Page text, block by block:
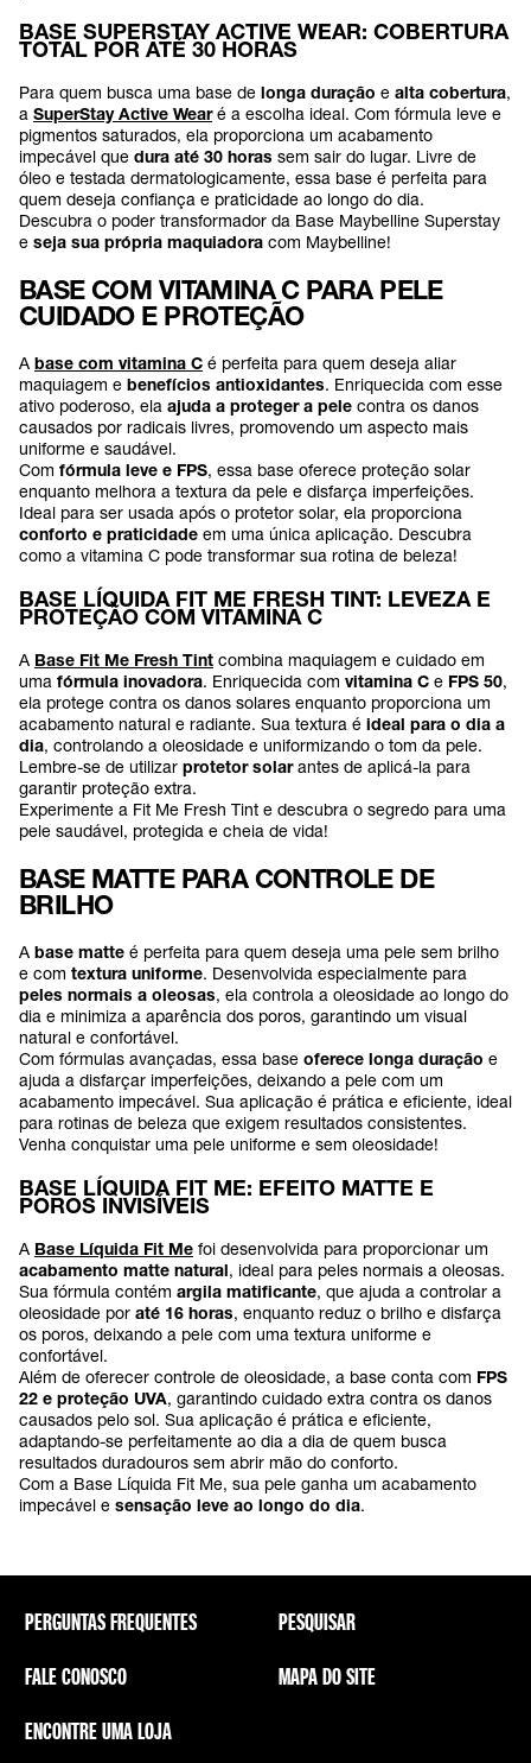
BASE SUPERSTAY ACTIVE WEAR: COBERTURA
TOTAL POR ATÉ 30 HORAS
Para quem busca uma base de longa duração e alta cobertura,
a SuperStay Active Wearé a escolha ideal. Com fórmula leve e
pigmentos saturados, ela proporciona um acabamento
impecável que dura até 30 horas sem sair do lugar. Livre de
óleo e testada dermatologicamente, essa base é perfeita para
quem deseja confiança e praticidade ao longo do dia.
Descubra o poder transformador da Base Maybelline Superstay
e seja sua própria maquiadora com Maybelline!
BASE COM VITAMINA C PARA PELE
CUIDADO E PROTEÇÃO
A base com vitamina C é perfeita para quem deseja aliar
maquiagem e benefícios antioxidantes. Enriquecida com esse
ativo poderoso, ela ajuda a proteger a pele contra os danos
causados por radicais livres, promovendo um aspecto mais
uniforme e saudável.
Com fórmula leve e FPS, essa base oferece proteção solar
enquanto melhora a textura da pele e disfarça imperfeições.
Ideal para ser usada após o protetor solar, ela proporciona
conforto e praticidade em uma única aplicação. Descubra
como a vitamina C pode transformar sua rotina de beleza!
BASE LÍQUIDA FIT ME FRESH TINT: LEVEZA E
PROTEÇÃO COM VITAMINA C
A Base Fit Me Fresh Tint combina maquiagem e cuidado em
uma fórmula inovadora. Enriquecida com vitamina C e FPS 50,
ela protege contra os danos solares enquanto proporciona um
acabamento natural e radiante. Sua textura é ideal para o dia a
dia, controlando a oleosidade e uniformizando o tom da pele.
Lembre-se de utilizar protetor solarantes de aplicá-la para
garantir proteção extra.
Experimente a Fit Me Fresh Tint e descubra o segredo para uma
pele saudável, protegida e cheia de vida!
BASE MATTE PARA CONTROLE DE
BRILHO
A base matte é perfeita para quem deseja uma pele sem brilho
e com textura uniforme. Desenvolvida especialmente para
peles normais a oleosas, ela controla a oleosidade ao longo do
dia e minimiza a aparência dos poros, garantindo um visual
natural e confortável.
Com fórmulas avançadas, essa base oferece longa duração e
ajuda a disfarçar imperfeições, deixando a pele com um
acabamento impecável. Sua aplicação é prática e eficiente, ideal
para rotinas de beleza que exigem resultados consistentes.
Venha conquistar uma pele uniforme e sem oleosidade!
BASE LÍQUIDA FIT ME: EFEITO MATTE E
POROS INVISÍVEIS
A Base Líquida Fit Me foi desenvolvida para proporcionar um
acabamento matte natural, ideal para peles normais a oleosas.
Sua fórmula contém argila matificante, que ajuda a controlar a
oleosidade por até 16 horas, enquanto reduz o brilho e disfarça
os poros, deixando a pele com uma textura uniforme e
confortável.
Além de oferecer controle de oleosidade, a base conta com FPS
22 e proteção UVA, garantindo cuidado extra contra os danos
causados pelo sol. Sua aplicação é prática e eficiente,
adaptando-se perfeitamente ao dia a dia de quem busca
resultados duradouros sem abrir mão do conforto.
Com a Base Líquida Fit Me, sua pele ganha um acabamento
impecável e sensação leve ao longo do dia.
PERGUNTAS FREQUENTES
FALE CONOSCO
ENCONTRE UMA LOJA
PESQUISAR
MAPA DO SITE